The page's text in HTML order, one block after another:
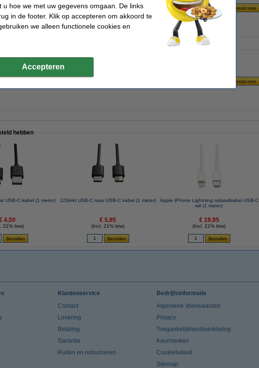
elektronica medium
hebben
USB-C kabel (1 meter)
4,50
21% btw)
123inkt USB-C naar USB-C kabel (1 meter)
€ 5,95
(Incl. 21% btw)
Apple iPhone Lightning oplaadkabel USB-C
wit (1 meter)
€ 19,95
(Incl. 21% btw)
Klantenservice
Contact
Levering
Betaling
Garantie
Ruilen en retourneren
Bedrijfsinformatie
Algemene Voorwaarden
Privacy
Toegankelijkheidsverklaring
Keurmerken
Cookiebeleid
Sitemap
u hoe we met uw gegevens omgaan. De links
in de footer. Klik op accepteren om akkoord te
we alleen functionele cookies en
Accepteren